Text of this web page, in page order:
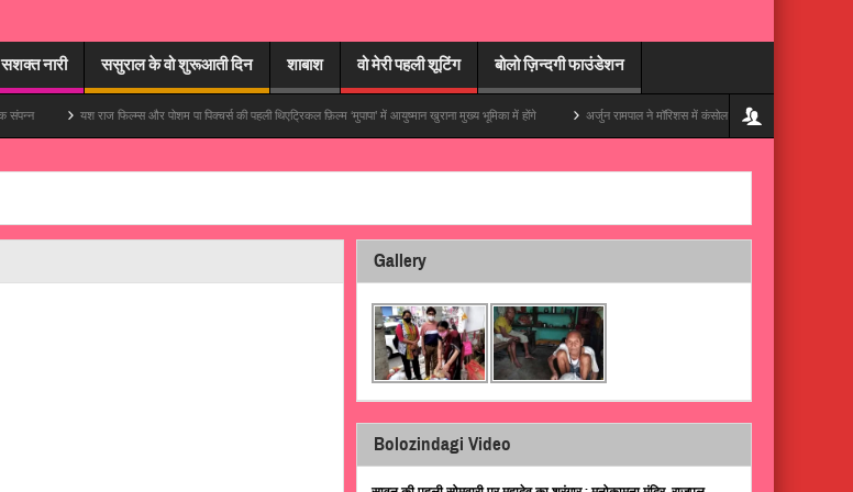
सशक्त नारी ससुराल के वो शुरूआती दिन शाबाश वो मेरी पहली शूटिंग बोलो ज़िन्दगी फाउंडेशन
यश राज फिल्म्स और पोशम पा पिक्चर्स की पहली थिएट्रिकल फ़िल्म ‘मुपापा’ में आयुष्मान खुराना मुख्य भूमिका में होंगे अर्जुन रामपाल ने मॉरिशस में कंसोल संभाला, अपनी ट्रिप की एक ज़बरदस्त
Gallery
Bolozindagi Video